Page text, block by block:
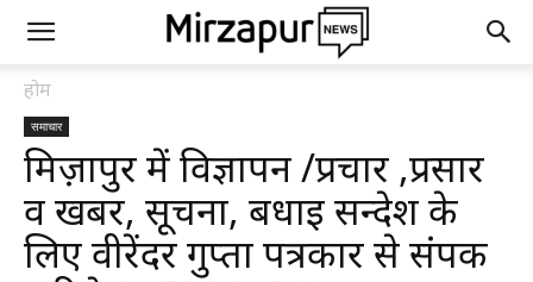
होम
समाचार
मिर्ज़ापुर में विज्ञापन /प्रचार ,प्रसार
व खबर, सूचना, बधाई सन्देश के
लिए वीरेंदर गुप्ता पत्रकार से संपर्क